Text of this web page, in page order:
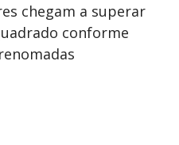
chegam a superar
conforme